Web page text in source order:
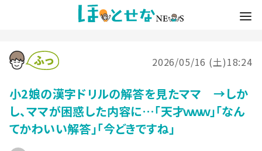
2026/05/16 (土)18:24
小2娘の漢字ドリルの解答を見たママ →しか
し、ママが困惑した内容に…「天才ｗｗｗ」「なん
てかわいい解答」「今どきですね」